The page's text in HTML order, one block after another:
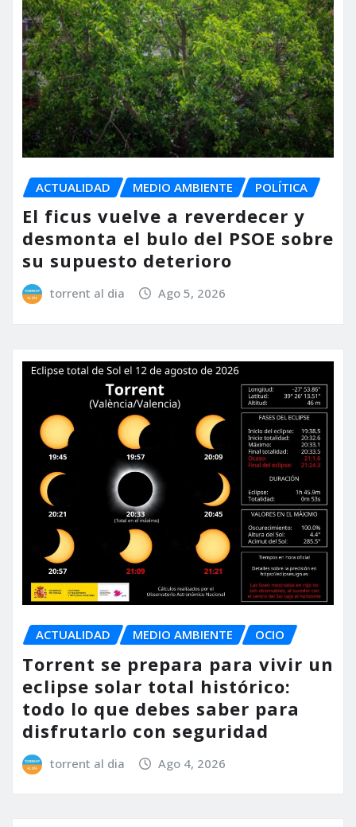
ACTUALIDAD MEDIO AMBIENTE POLÍTICA
El ficus vuelve a reverdecer y
desmonta el bulo del PSOE sobre
su supuesto deterioro
torrent al dia Ago 5, 2026
ACTUALIDAD MEDIO AMBIENTE OCIO
Torrent se prepara para vivir un
eclipse solar total histórico:
todo lo que debes saber para
disfrutarlo con seguridad
torrent al dia Ago 4, 2026